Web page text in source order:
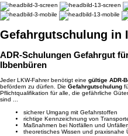
Gefahrgutschulung in
ADR-Schulungen Gefahrgut
Ibbenbüren
Jeder LKW-Fahrer benötigt eine gültige ADR-
befördern zu dürfen. Die Gefahrgutschulung
Pflichtqualifikation für alle, die gefährliche
sind ...
sicherer Umgang mit Gefahrstoffen
richtige Kennzeichnung von
Maßnahmen bei Notfällen und Unfällen
theoretisches Wissen und praxisnahe